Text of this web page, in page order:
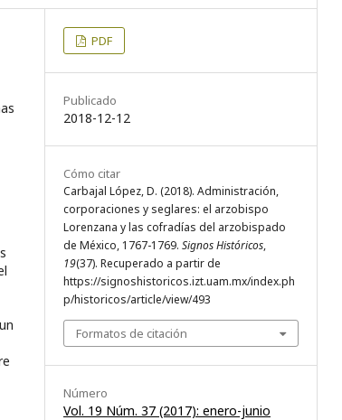
PDF
Publicado
2018-12-12
Cómo citar
Carbajal López, D. (2018). Administración,
corporaciones y seglares: el arzobispo
Lorenzana y las cofradías del arzobispado
de México, 1767-1769. Signos Históricos,
19(37). Recuperado a partir de
https://signoshistoricos.izt.uam.mx/index.ph
p/historicos/article/view/493
Formatos de citación
Número
Vol. 19 Núm. 37 (2017): enero-junio